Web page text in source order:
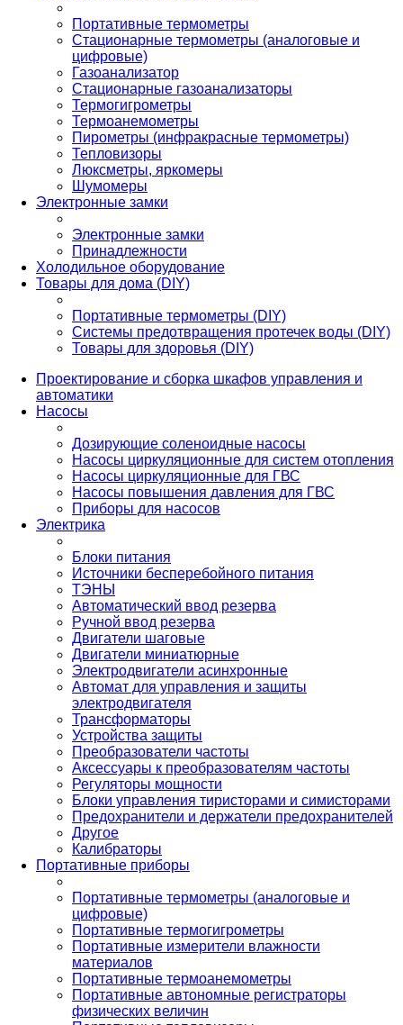
Портативные термометры
Стационарные термометры (аналоговые и
цифровые)
Газоанализатор
Стационарные газоанализаторы
Термогигрометры
Термоанемометры
Пирометры (инфракрасные термометры)
Тепловизоры
Люксметры, яркомеры
Шумомеры
Электронные замки
Электронные замки
Принадлежности
Холодильное оборудование
Товары для дома (DIY)
Портативные термометры (DIY)
Системы предотвращения протечек воды (DIY)
Товары для здоровья (DIY)
Проектирование и сборка шкафов управления и
автоматики
Насосы
Дозирующие соленоидные насосы
Насосы циркуляционные для систем отопления
Насосы циркуляционные для ГВС
Насосы повышения давления для ГВС
Приборы для насосов
Электрика
Блоки питания
Источники бесперебойного питания
ТЭНЫ
Автоматический ввод резерва
Ручной ввод резерва
Двигатели шаговые
Двигатели миниатюрные
Электродвигатели асинхронные
Автомат для управления и защиты
электродвигателя
Трансформаторы
Устройства защиты
Преобразователи частоты
Аксессуары к преобразователям частоты
Регуляторы мощности
Блоки управления тиристорами и симисторами
Предохранители и держатели предохранителей
Другое
Калибраторы
Портативные приборы
Портативные термометры (аналоговые и
цифровые)
Портативные термогигрометры
Портативные измерители влажности
материалов
Портативные термоанемометры
Портативные автономные регистраторы
физических величин